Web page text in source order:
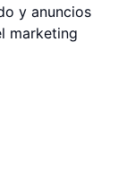
y anuncios
marketing